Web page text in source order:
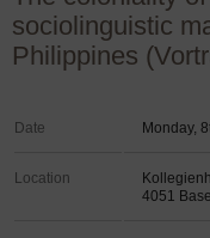
sociolinguistic
Philippines
Date Monday,
Location
4051 Basel